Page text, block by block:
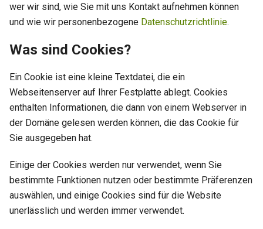
wer wir sind, wie Sie mit uns Kontakt aufnehmen können
und wie wir personenbezogene Datenschutzrichtlinie.
Was sind Cookies?
Ein Cookie ist eine kleine Textdatei, die ein
Webseitenserver auf Ihrer Festplatte ablegt. Cookies
enthalten Informationen, die dann von einem Webserver in
der Domäne gelesen werden können, die das Cookie für
Sie ausgegeben hat.
Einige der Cookies werden nur verwendet, wenn Sie
bestimmte Funktionen nutzen oder bestimmte Präferenzen
auswählen, und einige Cookies sind für die Website
unerlässlich und werden immer verwendet.